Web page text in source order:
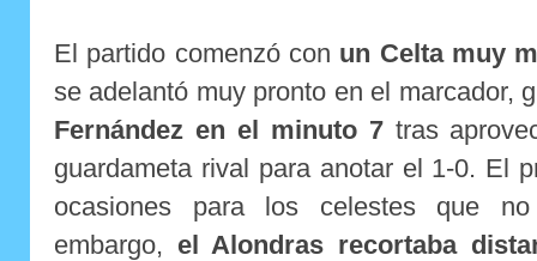
El partido comenzó con un Celta muy
se adelantó muy pronto en el marcador,
Fernández en el minuto 7tras
guardameta rival para anotar el 1-0. El
ocasiones para los celestes que
embargo, el Alondras recortaba